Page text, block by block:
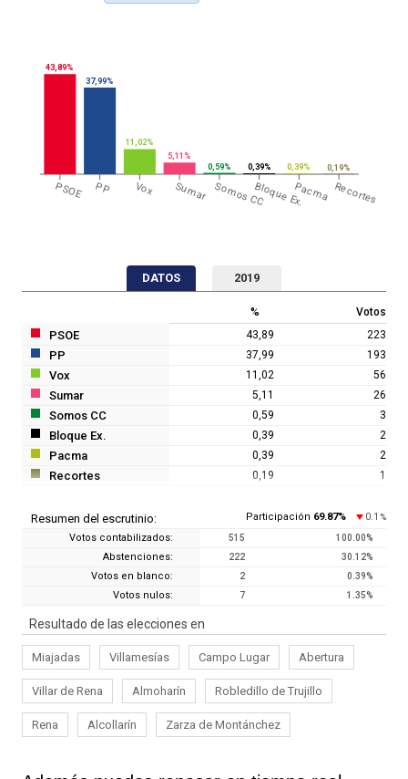
PSOE PP Vox Sumar Somos CCBloque Ex.Pacma Recortes
43,89%
37,99%
11,02%
5,11%
0,59%
0,39% 0,39% 0,19%
DATOS 2019
% Votos
PSOE 43,89 223
PP 37,99 193
Vox 11,02 56
Sumar 5,11 26
Somos CC 0,59 3
Bloque Ex. 0,39 2
Pacma 0,39 2
Recortes 0,19 1
Resumen del escrutinio: Participación 69.87% 0.1 %
Votos contabilizados: 515 100.00%
Abstenciones: 222 30.12%
Votos en blanco: 2 0.39%
Votos nulos: 7 1.35%
Resultado de las elecciones en
Miajadas Villamesías Campo Lugar Abertura
Villar de Rena Almoharín Robledillo de Trujillo
Rena Alcollarín Zarza de Montánchez